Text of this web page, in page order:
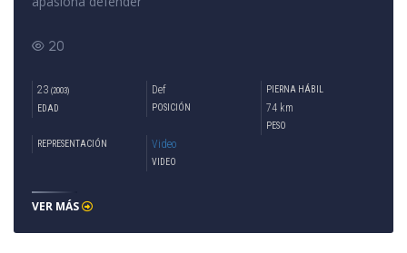
20
23 (2003)
EDAD
Def
POSICIÓN
PIERNA HÁBIL
74 km
PESO
REPRESENTACIÓN
Video
VIDEO
VER MÁS